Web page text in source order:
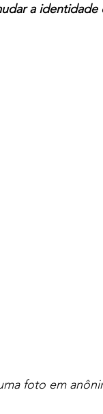
a
foto em